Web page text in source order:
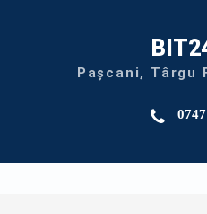
Pașcani, Târgu